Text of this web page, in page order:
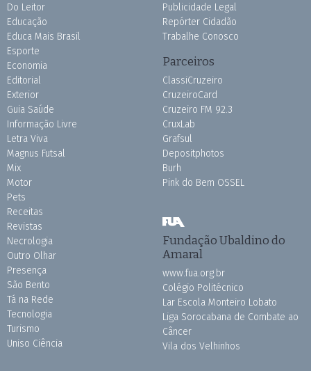
Do Leitor
Educação
Educa Mais Brasil
Esporte
Economia
Editorial
Exterior
Guia Saúde
Informação Livre
Letra Viva
Magnus Futsal
Mix
Motor
Pets
Receitas
Revistas
Necrologia
Outro Olhar
Presença
São Bento
Tá na Rede
Tecnologia
Turismo
Uniso Ciência
Publicidade Legal
Repórter Cidadão
Trabalhe Conosco
Parceiros
ClassiCruzeiro
CruzeiroCard
Cruzeiro FM 92.3
CruxLab
Grafsul
Depositphotos
Burh
Pink do Bem OSSEL
Fundação Ubaldino do
Amaral
www.fua.org.br
Colégio Politécnico
Lar Escola Monteiro Lobato
Liga Sorocabana de Combate ao
Câncer
Vila dos Velhinhos